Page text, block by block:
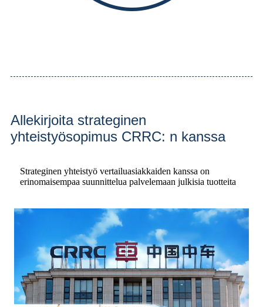
Allekirjoita strateginen
yhteistyösopimus CRRC: n kanssa
Strateginen yhteistyö vertailuasiakkaiden kanssa on
erinomaisempaa suunnittelua palvelemaan julkisia tuotteita